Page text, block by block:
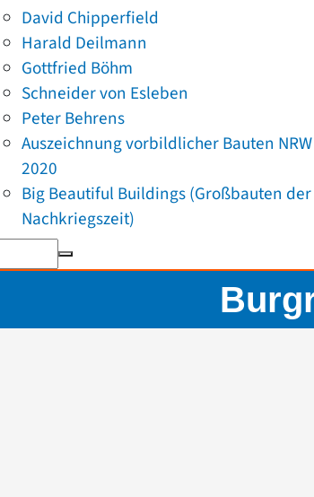
David Chipperfield
Harald Deilmann
Gottfried Böhm
Schneider von Esleben
Peter Behrens
Auszeichnung vorbildlicher Bauten NRW
2020
Big Beautiful Buildings (Großbauten der
Nachkriegszeit)